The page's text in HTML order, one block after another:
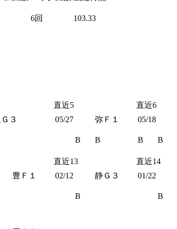
6回 103.33
直近5 直近6
３
05/27 弥Ｆ１
B B
05/18
B B
直近13 直近14
豊Ｆ１ 02/12 静Ｇ３
B
01/22
B